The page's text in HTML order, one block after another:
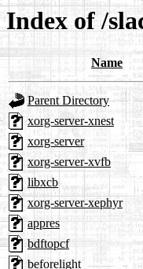
Index of /
Name
Parent Directory
xorg-server-xnest
xorg-server
xorg-server-xvfb
libxcb
xorg-server-xephyr
appres
bdftopcf
beforelight